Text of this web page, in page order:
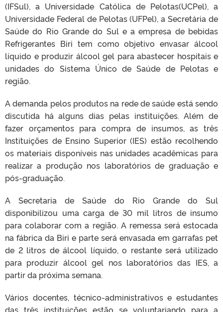
(IFSul), a Universidade Católica de Pelotas(UCPel), a
Universidade Federal de Pelotas (UFPel), a Secretária de
Saúde do Rio Grande do Sul e a empresa de bebidas
Refrigerantes Biri tem como objetivo envasar álcool
líquido e produzir álcool gel para abastecer hospitais e
unidades do Sistema Único de Saúde de Pelotas e
região.
A demanda pelos produtos na rede de saúde está sendo
discutida há alguns dias pelas instituições. Além de
fazer orçamentos para compra de insumos, as três
Instituições de Ensino Superior (IES) estão recolhendo
os materiais disponíveis nas unidades acadêmicas para
realizar a produção nos laboratórios de graduação e
pós-graduação.
A Secretaria de Saúde do Rio Grande do Sul
disponibilizou uma carga de 30 mil litros de insumo
para colaborar com a região. A remessa será estocada
na fábrica da Biri e parte será envasada em garrafas pet
de 2 litros de álcool líquido, o restante será utilizado
para produzir álcool gel nos laboratórios das IES, a
partir da próxima semana.
Vários docentes, técnico-administrativos e estudantes
das três instituições estão se voluntariando para a